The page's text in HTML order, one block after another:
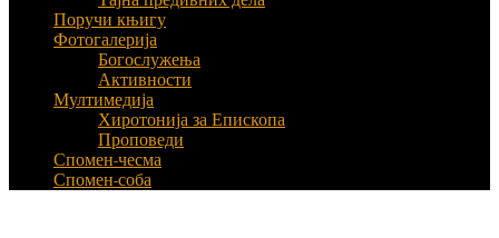
Поручи књигу
Фотогалерија
Богослужења
Активности
Мултимедија
Хиротонија за Епископа
Проповеди
Спомен-чесма
Спомен-соба